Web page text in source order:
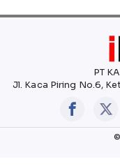
PT
Jl. Kaca Piring No.6,